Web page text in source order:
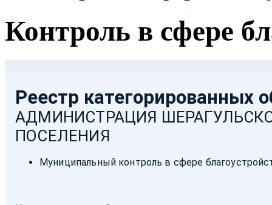
Контроль в сфере